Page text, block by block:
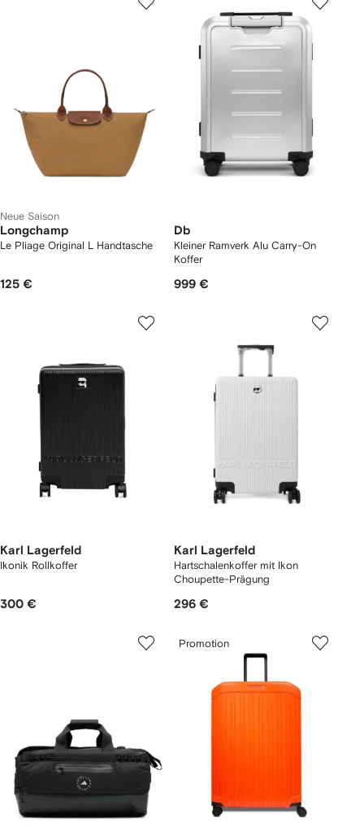
Neue Saison
Longchamp
Le Pliage Original L Handtasche
125 €
Db
Kleiner Ramverk Alu Carry-On
Koffer
999 €
Karl Lagerfeld
Ikonik Rollkoffer
300 €
Karl Lagerfeld
Hartschalenkoffer mit Ikon
Choupette-Prägung
296 €
Promotion